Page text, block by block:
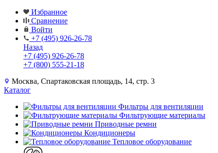
Избранное
Сравнение
Войти
+7 (495) 926-26-78
Назад
+7 (495) 926-26-78
+7 (800) 555-21-18
Москва, Спартаковская площадь, 14, стр. 3
Каталог
Фильтры для вентиляции
Фильтрующие материалы
Приводные ремни
Кондиционеры
Тепловое оборудование